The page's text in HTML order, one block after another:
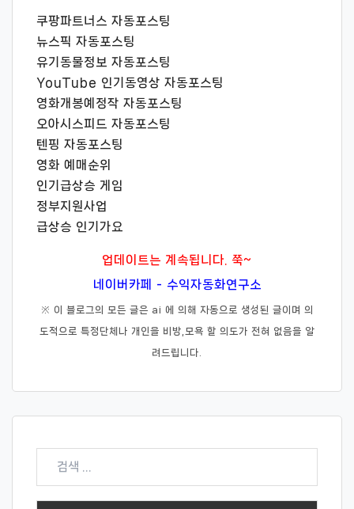
쿠팡파트너스 자동포스팅
뉴스픽 자동포스팅
유기동물정보 자동포스팅
YouTube 인기동영상 자동포스팅
영화개봉예정작 자동포스팅
오아시스피드 자동포스팅
텐핑 자동포스팅
영화 예매순위
인기급상승 게임
정부지원사업
급상승 인기가요
업데이트는 계속됩니다. 쭉~
네이버카페 - 수익자동화연구소
※ 이 블로그의 모든 글은 ai 에 의해 자동으로 생성된 글이며 의
도적으로 특정단체나 개인을 비방,모욕 할 의도가 전혀 없음을 알
려드립니다.
검